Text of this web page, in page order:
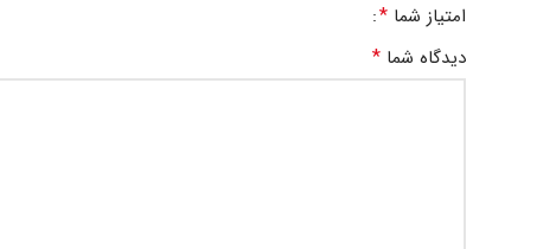
امتیاز شما *
دیدگاه شما *